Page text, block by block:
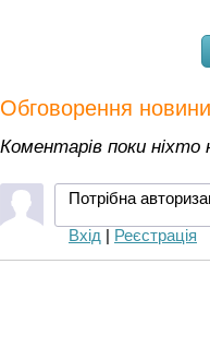
Обговорення новини
Коментарів поки
Потрібна
Вхід | Реєстрація